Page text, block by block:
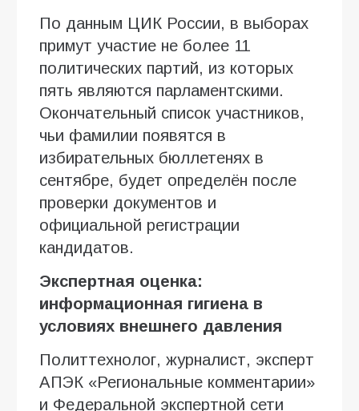
По данным ЦИК России, в выборах
примут участие не более 11
политических партий, из которых
пять являются парламентскими.
Окончательный список участников,
чьи фамилии появятся в
избирательных бюллетенях в
сентябре, будет определён после
проверки документов и
официальной регистрации
кандидатов.
Экспертная оценка:
информационная гигиена в
условиях внешнего давления
Политтехнолог, журналист, эксперт
АПЭК «Региональные комментарии»
и Федеральной экспертной сети